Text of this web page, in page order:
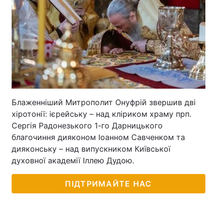
Блаженніший Митрополит Онуфрій звершив дві
хіротонії: ієрейську – над кліриком храму прп.
Сергія Радонезького 1-го Дарницького
благочиння дияконом Іоанном Савченком та
дияконську – над випускником Київської
духовної академії Іллею Дудою.
ПІДТРИМАЙТЕ НАС